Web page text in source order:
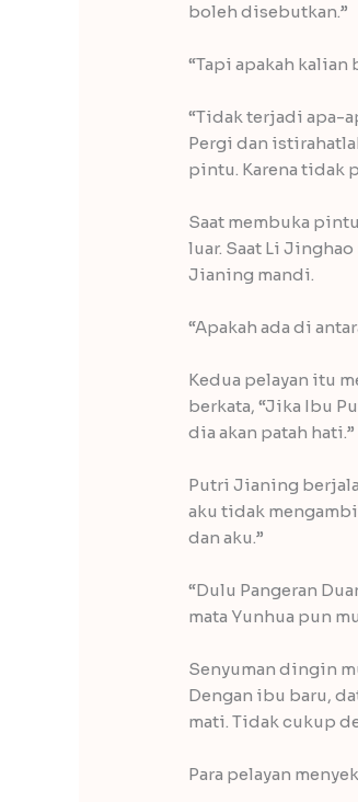
boleh disebutkan.”
“Tapi apakah kalian
“Tidak terjadi apa-
Pergi dan
pintu. Karena tidak
Saat membuka
luar. Saat Li
Jianing mandi.
“Apakah ada di
Kedua pelayan itu
berkata, “Jika Ibu
dia akan patah hati.”
Putri Jianing
aku tidak
dan aku.”
“Dulu Pangeran
mata Yunhua pun
Senyuman dingin
Dengan ibu baru,
mati. Tidak cukup
Para pelayan